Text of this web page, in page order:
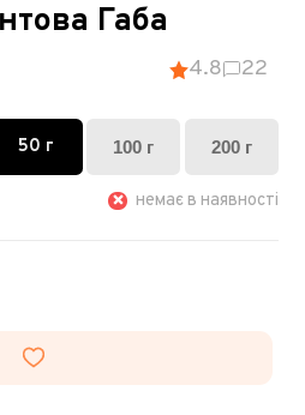
Габа
4.8 22
50 г 100 г 200 г
немає в наявності